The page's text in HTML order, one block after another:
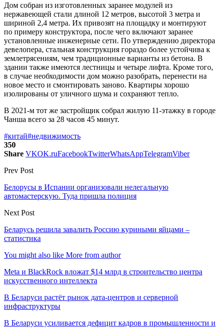
Дом собран из изготовленных заранее модулей из
нержавеющей стали длиной 12 метров, высотой 3 метра и
шириной 2,4 метра. Их привозят на площадку и монтируют
по примеру конструктора, после чего включают заранее
установленные инженерные сети. По утверждению директора
девелопера, стальная конструкция гораздо более устойчива к
землетрясениям, чем традиционные варианты из бетона. В
здании также имеются лестницы и четыре лифта. Кроме того,
в случае необходимости дом можно разобрать, перенести на
новое место и смонтировать заново. Квартиры хорошо
изолированы от уличного шума и сохраняют тепло.
В 2021-м тот же застройщик собрал жилую 11-этажку в городе
Чанша всего за 28 часов 45 минут.
#китай#недвижимость
350
Share VKOK.ruFacebookTwitterWhatsAppTelegramViber
Prev Post
Белорусы в Испании организовали нелегальную
автомастерскую. Туда пришла полиция
Next Post
Беларусь решила завалить Россию куриными яйцами –
статистика
You might also like More from author
Meta и BlackRock вложат $14 млрд в строительство центра
искусственного интеллекта
В Беларуси растёт рынок дата-центров и серверной
инфраструктуры
В Беларуси усиливается дефицит кадров в промышленности и